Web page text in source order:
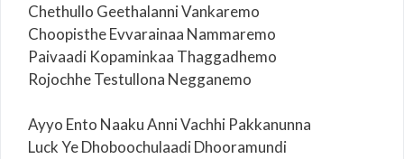
Chethullo Geethalanni Vankaremo
Choopisthe Evvarainaa Nammaremo
Paivaadi Kopaminkaa Thaggadhemo
Rojochhe Testullona Negganemo
Ayyo Ento Naaku Anni Vachhi Pakkanunna
Luck Ye Dhoboochulaadi Dhooramundi